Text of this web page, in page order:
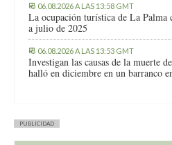
06.08.2026 A LAS 13:58 GMT
La ocupación turística de La Palma
a julio de 2025
06.08.2026 A LAS 13:53 GMT
Investigan las causas de la muerte
halló en diciembre en un barranco
PUBLICIDAD